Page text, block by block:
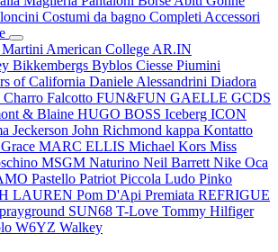
Costumi da bagno Completi Accessori
American College AR.IN
Bikkembergs Byblos Ciesse Piumini
of California Daniele Alessandrini Diadora
Charro Falcotto FUN&FUN GAELLE GCDS
& Blaine HUGO BOSS Iceberg ICON
Jeckerson John Richmond kappa Kontatto
MARC ELLIS Michael Kors Miss
MSGM Naturino Neil Barrett Nike Oca
Pastello Patriot Piccola Ludo Pinko
LAUREN Pom D'Api Premiata REFRIGUE
SUN68 T-Love Tommy Hilfiger
W6YZ Walkey